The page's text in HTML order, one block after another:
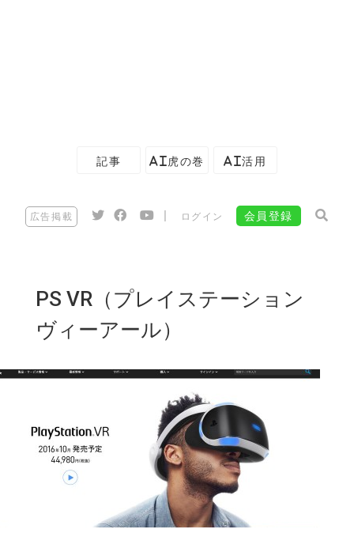
記事 AI虎の巻 AI活用
広告掲載 ログイン 会員登録
PS VR（プレイステーション
ヴィーアール）